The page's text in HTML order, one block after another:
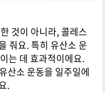
것이 아니라, 콜레스
줘요. 특히 유산소 운
는 데 효과적이에요.
산소 운동을 일주일에
.